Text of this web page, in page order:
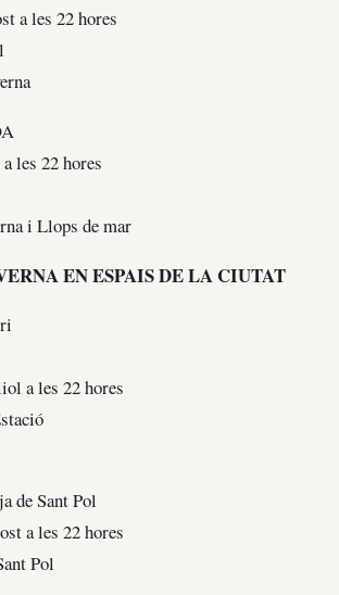
a les 22 hores
les 22 hores
i Llops de mar
EN ESPAIS DE LA CIUTAT
a les 22 hores
de Sant Pol
a les 22 hores
Pol